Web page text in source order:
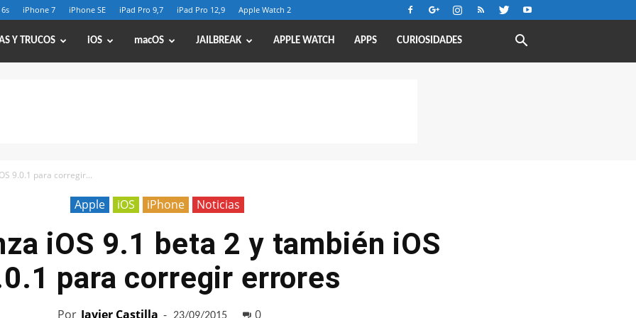
iPhone 7 iPhone SE iPad Pro 9,7 iPad Pro 12,9 Apple Watch 2
Y TRUCOS iOS macOS JAILBREAK APPLE WATCH APPS CURIOSIDADES
9.0.1 para corregir...
Apple iOS iPhone Noticias
iOS 9.1 beta 2 y también iOS
para corregir errores
Por Javier Castilla - 0